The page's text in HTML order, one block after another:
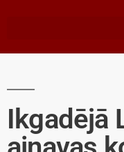
Ikgadējā